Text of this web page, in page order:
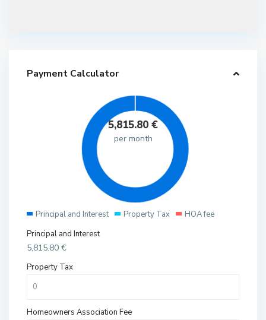
Payment Calculator
5,815.80 €
per month
Principal and Interest Property Tax
HOA fee
Principal and Interest
5,815.80 €
Property Tax
Homeowners Association Fee